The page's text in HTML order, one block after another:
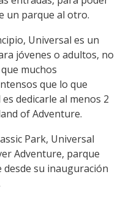
un parque al otro.
Universal es un
jóvenes o adultos, no
muchos
que lo que
dedicarle al menos 2
of Adventure.
Park, Universal
Adventure, parque
su inauguración